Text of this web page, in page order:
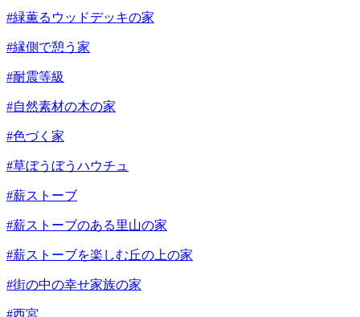
#緑薫るウッドデッキの家
#縁側で憩う家
#耐震等級
#自然素材の木の家
#色づく家
#草ぼうぼうハウチュ
#薪ストーブ
#薪ストーブのある里山の家
#薪ストーブを楽しむ丘の上の家
#街の中の幸せ家族の家